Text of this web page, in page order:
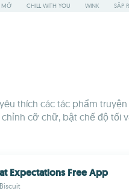
MỞ CHILL WITH YOU WINK SẮP
thích các tác phẩm
cỡ chữ, bật chế độ tối
Expectations Free App